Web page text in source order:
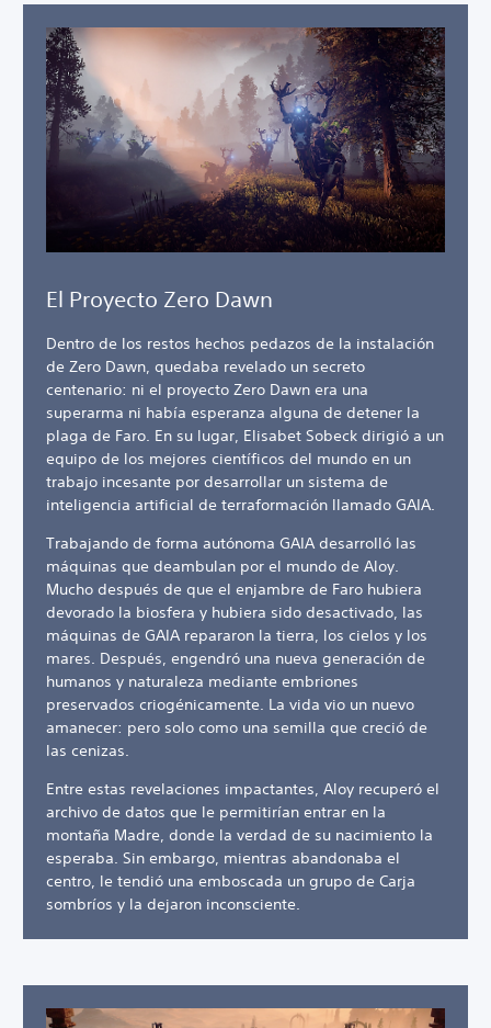
El Proyecto Zero Dawn
Dentro de los restos hechos pedazos de la instalación
de Zero Dawn, quedaba revelado un secreto
centenario: ni el proyecto Zero Dawn era una
superarma ni había esperanza alguna de detener la
plaga de Faro. En su lugar, Elisabet Sobeck dirigió a un
equipo de los mejores científicos del mundo en un
trabajo incesante por desarrollar un sistema de
inteligencia artificial de terraformación llamado GAIA.
Trabajando de forma autónoma GAIA desarrolló las
máquinas que deambulan por el mundo de Aloy.
Mucho después de que el enjambre de Faro hubiera
devorado la biosfera y hubiera sido desactivado, las
máquinas de GAIA repararon la tierra, los cielos y los
mares. Después, engendró una nueva generación de
humanos y naturaleza mediante embriones
preservados criogénicamente. La vida vio un nuevo
amanecer: pero solo como una semilla que creció de
las cenizas.
Entre estas revelaciones impactantes, Aloy recuperó el
archivo de datos que le permitirían entrar en la
montaña Madre, donde la verdad de su nacimiento la
esperaba. Sin embargo, mientras abandonaba el
centro, le tendió una emboscada un grupo de Carja
sombríos y la dejaron inconsciente.